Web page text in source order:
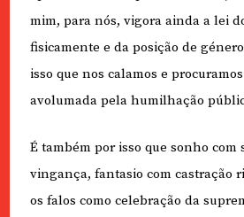
mim, para nós, vigora ainda a lei
fisicamente e da posição de
isso que nos calamos e
avolumada pela humilhação
É também por isso que sonho com
vingança, fantasio com castração
os falos como celebração da